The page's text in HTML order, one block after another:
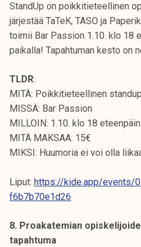
StandUp on poikkitieteellinen
järjestää TaTeK, TASO ja
toimii Bar Passion 1.10. klo 18
paikalla! Tapahtuman kesto on
TLDR:
MITÄ: Poikkitieteellinen standup
MISSÄ: Bar Passion
MILLOIN: 1.10. klo 18 eteenpäin
MITÄ MAKSAA: 15€
MIKSI: Huumoria ei voi olla
Liput: https://kide.app/events/
f6b7b70e1d26
8. Proakatemian
tapahtuma